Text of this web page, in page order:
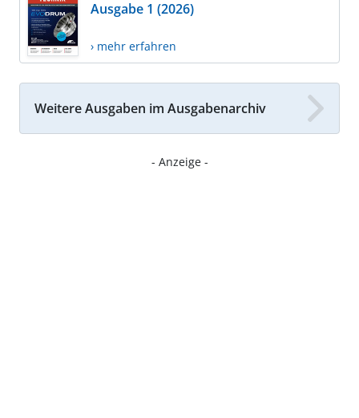
Ausgabe 1 (2026)
› mehr erfahren
Weitere Ausgaben im Ausgabenarchiv
- Anzeige -